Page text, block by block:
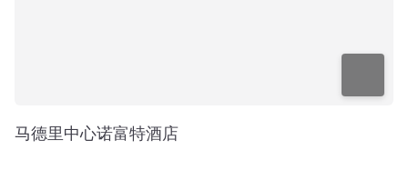
马德里中心诺富特酒店